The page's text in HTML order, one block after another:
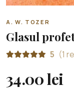
A. W. TOZER
Glasul
5 (1
34.00 lei